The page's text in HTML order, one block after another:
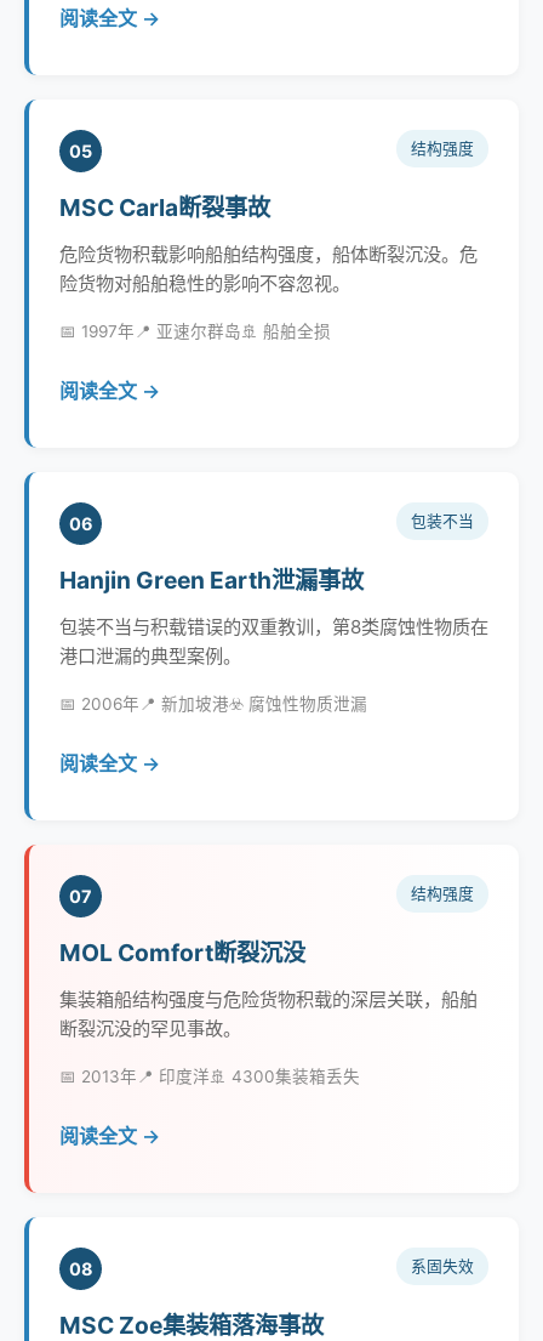
阅读全文 →
05 结构强度
MSC Carla断裂事故
危险货物积载影响船舶结构强度，船体断裂沉没。危
险货物对船舶稳性的影响不容忽视。
📅 1997年 📍 亚速尔群岛🚢 船舶全损
阅读全文 →
06 包装不当
Hanjin Green Earth泄漏事故
包装不当与积载错误的双重教训，第8类腐蚀性物质在
港口泄漏的典型案例。
📅 2006年 📍 新加坡港☣️ 腐蚀性物质泄漏
阅读全文 →
07 结构强度
MOL Comfort断裂沉没
集装箱船结构强度与危险货物积载的深层关联，船舶
断裂沉没的罕见事故。
📅 2013年 📍 印度洋🚢 4300集装箱丢失
阅读全文 →
08 系固失效
MSC Zoe集装箱落海事故